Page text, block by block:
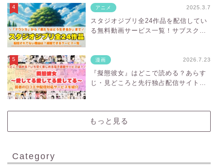
アニメ 2025.3.7
スタジオジブリ全24作品を配信してい
る無料動画サービス一覧！サブスクに
漫画 2026.7.23
『擬態彼女』はどこで読める？あらす
じ・見どころと先行独占配信サイトを
もっと見る
Category